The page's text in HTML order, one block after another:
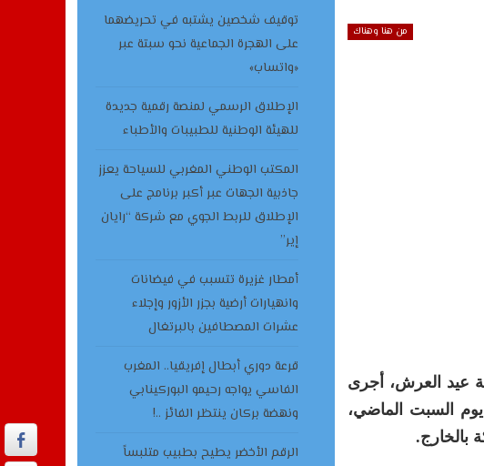
من هنا وهناك
عيد العرش، أجرى
يوم السبت الماضي،
بالخارج.
توقيف شخصين يشتبه في تحريضهما
على الهجرة الجماعية نحو سبتة عبر
«واتساب»
الإطلاق الرسمي لمنصة رقمية جديدة
للهيئة الوطنية للطبيبات والأطباء
المكتب الوطني المغربي للسياحة يعزز
جاذبية الجهات عبر أكبر برنامج على
الإطلاق للربط الجوي مع شركة “رايان
إير”
أمطار غزيرة تتسبب في فيضانات
وانهيارات أرضية بجزر الأزور وإجلاء
عشرات المصطافين بالبرتغال
قرعة دوري أبطال إفريقيا.. المغرب
الفاسي يواجه رحيمو البوركينابي
ونهضة بركان ينتظر الفائز ..!
الرقم الأخضر يطيح بطبيب متلبساً